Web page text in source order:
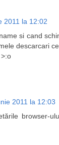
2011 la 12:02
si cand
descarcari
2011 la 12:03
browser-